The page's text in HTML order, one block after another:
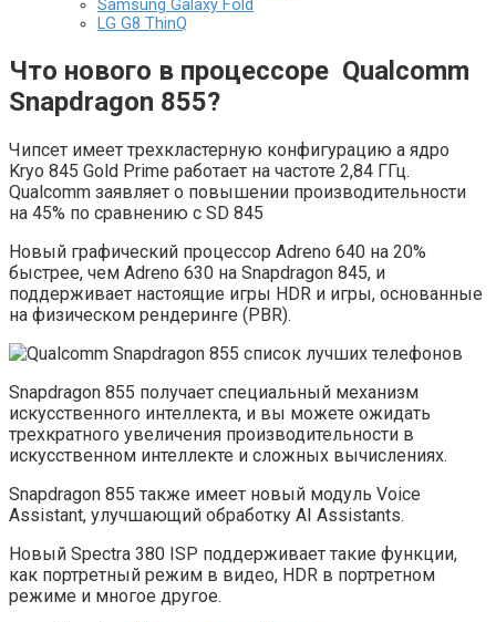
Samsung Galaxy Fold
LG G8 ThinQ
Что нового в процессоре Qualcomm
Snapdragon 855?
Чипсет имеет трехкластерную конфигурацию а ядро ​​
Kryo 845 Gold Prime работает на частоте 2,84 ГГц.
Qualcomm заявляет о повышении производительности
на 45% по сравнению с SD 845
Новый графический процессор Adreno 640 на 20%
быстрее, чем Adreno 630 на Snapdragon 845, и
поддерживает настоящие игры HDR и игры, основанные
на физическом рендеринге (PBR).
Snapdragon 855 получает специальный механизм
искусственного интеллекта, и вы можете ожидать
трехкратного увеличения производительности в
искусственном интеллекте и сложных вычислениях.
Snapdragon 855 также имеет новый модуль Voice
Assistant, улучшающий обработку AI Assistants.
Новый Spectra 380 ISP поддерживает такие функции,
как портретный режим в видео, HDR в портретном
режиме и многое другое.